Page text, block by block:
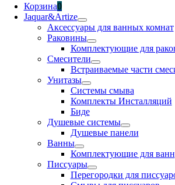
Корзина0
Jaquar&Artize
Аксессуары для ванных комнат
Раковины
Комплектующие для
Смесители
Встраиваемые части
Унитазы
Системы смыва
Комплекты Инсталляций
Биде
Душевые системы
Душевые панели
Ванны
Комплектующие для ванн
Писсуары
Перегородки для